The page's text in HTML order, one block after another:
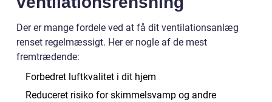
Der er mange fordele ved at få dit ventilationsanlæg
renset regelmæssigt. Her er nogle af de mest
fremtrædende:
Forbedret luftkvalitet i dit hjem
Reduceret risiko for skimmelsvamp og andre